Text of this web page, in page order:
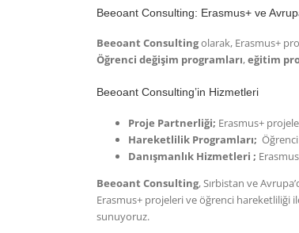
Beeoant Consulting: Erasmus+ ve
Beeoant Consultingolarak, Erasmus+
Öğrenci değişim programları,eğitim
Beeoant Consulting’in Hizmetleri
Proje Partnerliği; Erasmus+
Hareketlilik Programları;
Danışmanlık Hizmetleri ;
Beeoant Consulting, Sırbistan ve
Erasmus+ projeleri ve öğrenci hareketliliği
sunuyoruz.